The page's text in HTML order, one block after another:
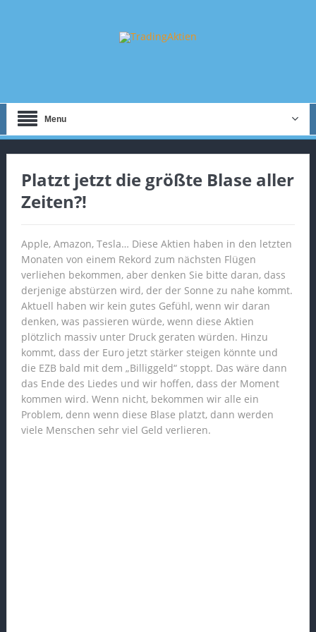
Menu
Platzt jetzt die größte Blase aller
Zeiten?!
Apple, Amazon, Tesla… Diese Aktien haben in den letzten
Monaten von einem Rekord zum nächsten Flügen
verliehen bekommen, aber denken Sie bitte daran, dass
derjenige abstürzen wird, der der Sonne zu nahe kommt.
Aktuell haben wir kein gutes Gefühl, wenn wir daran
denken, was passieren würde, wenn diese Aktien
plötzlich massiv unter Druck geraten würden. Hinzu
kommt, dass der Euro jetzt stärker steigen könnte und
die EZB bald mit dem „Billiggeld“ stoppt. Das wäre dann
das Ende des Liedes und wir hoffen, dass der Moment
kommen wird. Wenn nicht, bekommen wir alle ein
Problem, denn wenn diese Blase platzt, dann werden
viele Menschen sehr viel Geld verlieren.